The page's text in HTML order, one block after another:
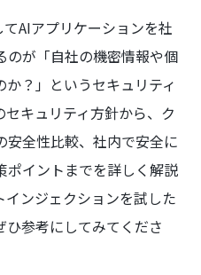
AIアプリケーションを社
のが「自社の機密情報や個
？」というセキュリティ
キュリティ方針から、ク
安全性比較、社内で安全に
ポイントまでを詳しく解説
インジェクションを試した
参考にしてみてくださ